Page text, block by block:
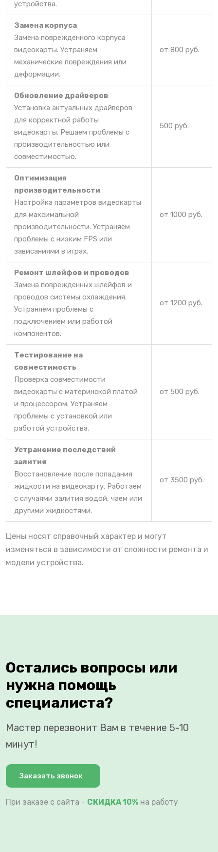
устройства.
Замена корпуса
Замена поврежденного корпуса
видеокарты. Устраняем
механические повреждения или
деформации.
от 800 руб.
Обновление драйверов
Установка актуальных драйверов
для корректной работы
видеокарты. Решаем проблемы с
производительностью или
совместимостью.
500 руб.
Оптимизация
производительности
Настройка параметров видеокарты
для максимальной
производительности. Устраняем
проблемы с низким FPS или
зависаниями в играх.
от 1000 руб.
Ремонт шлейфов и проводов
Замена поврежденных шлейфов и
проводов системы охлаждения.
Устраняем проблемы с
подключением или работой
компонентов.
от 1200 руб.
Тестирование на
совместимость
Проверка совместимости
видеокарты с материнской платой
и процессором. Устраняем
проблемы с установкой или
работой устройства.
от 500 руб.
Устранение последствий
залития
Восстановление после попадания
жидкости на видеокарту. Работаем
с случаями залития водой, чаем или
другими жидкостями.
от 3500 руб.
Цены носят справочный характер и могут
изменяться в зависимости от сложности ремонта и
модели устройства.
Остались вопросы или
нужна помощь
специалиста?
Мастер перезвонит Вам в течение 5-10
минут!
Заказать звонок
При заказе с сайта - СКИДКА 10% на работу